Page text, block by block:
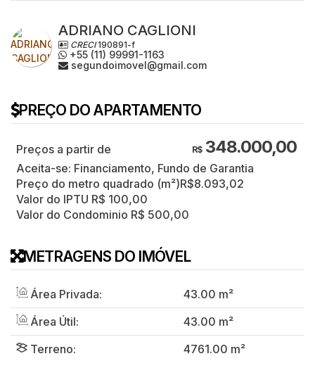
ADRIANO CAGLIONI
CRECI190891-f
+55 (11) 99991-1163
segundoimovel@gmail.com
PREÇO DO APARTAMENTO
R$348.000,00
Aceita-se: Financiamento, Fundo de Garantia
Preço do metro quadrado (m²)R$8.093,02
Valor do IPTU R$ 100,00
Valor do Condominio R$ 500,00
METRAGENS DO IMÓVEL
Área Privada: 43.00 m²
Área Útil:
43.00 m²
Terreno:
4761.00 m²